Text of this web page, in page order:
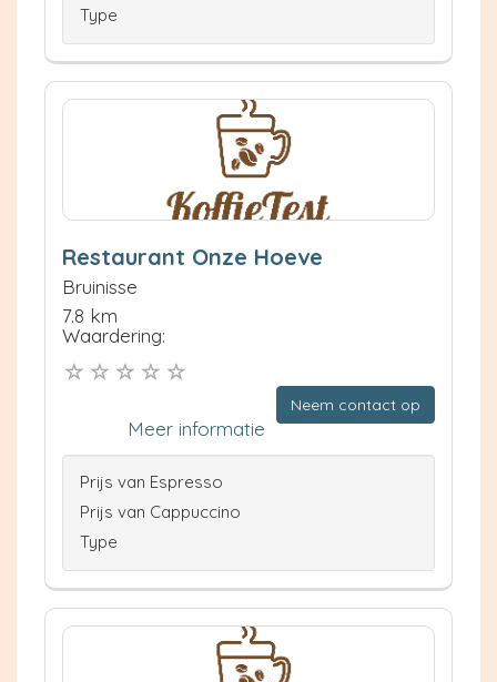
Type
Restaurant Onze Hoeve
Bruinisse
7.8 km
Waardering:
Neem contact op
Meer informatie
Prijs van Espresso
Prijs van Cappuccino
Type